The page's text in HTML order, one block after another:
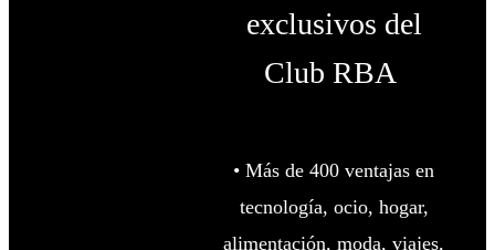
exclusivos del
Club RBA
• Más de 400 ventajas en
tecnología, ocio, hogar,
alimentación, moda, viajes,